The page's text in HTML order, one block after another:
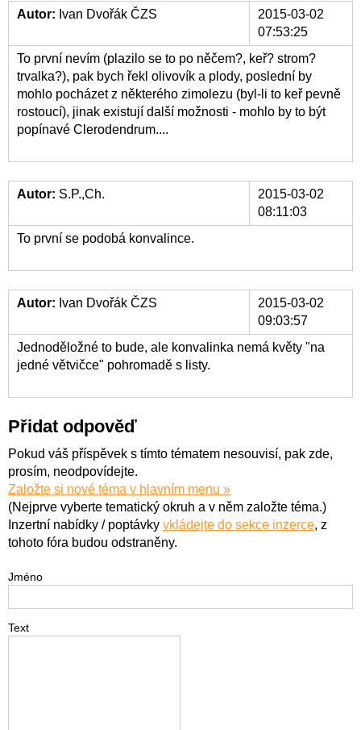
Autor: Ivan Dvořák ČZS
2015-03-02
07:53:25
To první nevím (plazilo se to po něčem?, keř? strom?
trvalka?), pak bych řekl olivovík a plody, poslední by
mohlo pocházet z některého zimolezu (byl-li to keř pevně
rostoucí), jinak existují další možnosti - mohlo by to být
popínavé Clerodendrum....
Autor: S.P.,Ch.
2015-03-02
08:11:03
To první se podobá konvalince.
Autor: Ivan Dvořák ČZS
2015-03-02
09:03:57
Jednoděložné to bude, ale konvalinka nemá květy "na
jedné větvičce" pohromadě s listy.
Přidat odpověď
Pokud váš příspěvek s tímto tématem nesouvisí, pak zde,
prosím, neodpovídejte.
Založte si nové téma v hlavním menu »
(Nejprve vyberte tematický okruh a v něm založte téma.)
Inzertní nabídky / poptávky vkládejte do sekce inzerce, z
tohoto fóra budou odstraněny.
Jméno
Text